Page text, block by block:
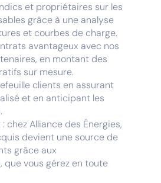
et propriétaires sur les
grâce à une analyse
et courbes de charge.
avantageux avec nos
en montant des
sur mesure.
clients en assurant
et en anticipant les
chez Alliance des Énergies,
devient une source de
grâce aux
que vous gérez en toute